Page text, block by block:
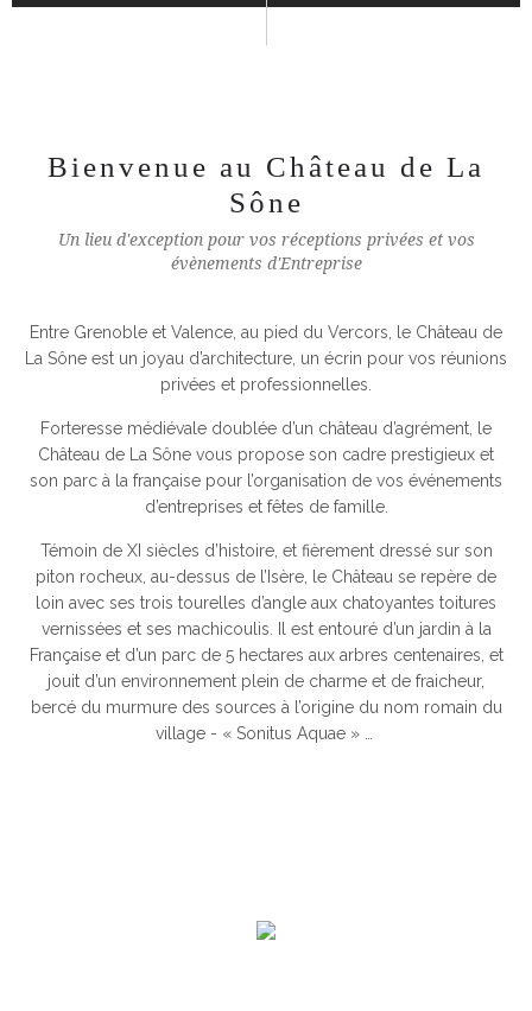
Bienvenue au Château de La
Sône
Un lieu d'exception pour vos réceptions privées et vos
évènements d'Entreprise
Entre Grenoble et Valence, au pied du Vercors, le Château de
La Sône est un joyau d’architecture, un écrin pour vos réunions
privées et professionnelles.
Forteresse médiévale doublée d’un château d’agrément, le
Château de La Sône vous propose son cadre prestigieux et
son parc à la française pour l’organisation de vos événements
d’entreprises et fêtes de famille.
Témoin de XI siècles d’histoire, et fièrement dressé sur son
piton rocheux, au-dessus de l’Isère, le Château se repère de
loin avec ses trois tourelles d’angle aux chatoyantes toitures
vernissées et ses machicoulis. Il est entouré d’un jardin à la
Française et d’un parc de 5 hectares aux arbres centenaires, et
jouit d’un environnement plein de charme et de fraicheur,
bercé du murmure des sources à l’origine du nom romain du
village - « Sonitus Aquae » …